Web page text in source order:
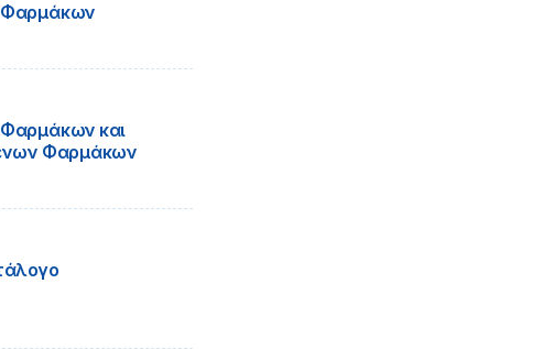
Φαρμάκων
και
Φαρμάκων